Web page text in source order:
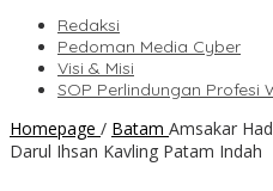
Redaksi
Pedoman Media Cyber
Visi & Misi
SOP Perlindungan Profesi
Homepage / Batam Amsakar
Darul Ihsan Kavling Patam Indah